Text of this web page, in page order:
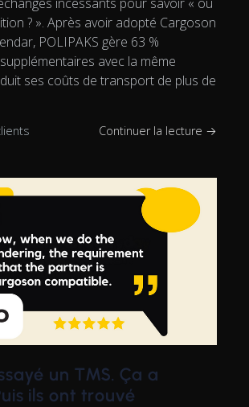
? ». Après avoir adopté Cargoson
POLIPAKS gère 63 %
avec la même
ses coûts de transport de plus de
Continuer la lecture →
un TMS. Ça a
ils ont trouvé